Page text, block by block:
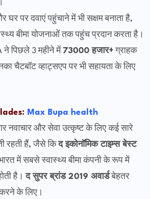
घर पर दवाएं पहुंचाने में भी सक्षम बनाता है,
बीमा योजनाओं तक पहुंच प्रदान करता है।
पिछले 3 महीने में 73000 हजार+ ग्राहक
चैटबॉट व्हाट्सएप पर भी सहायता के लिए
Max Bupa health
नवाचार और सेवा उत्कृष्ट के लिए कई सारे
रहती हैं, जैसे किद इकोनॉमिक टाइम्स बेस्ट
में सबसे स्वास्थ्य बीमा कंपनी के रूप में
है।द सुपर ब्रांड 2019 अवार्डबेहतर
के लिए।